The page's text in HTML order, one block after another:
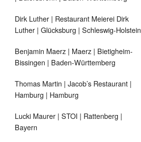
Dirk Luther | Restaurant Meierei Dirk
Luther | Glücksburg | Schleswig-Holstein
Benjamin Maerz | Maerz | Bietigheim-
Bissingen | Baden-Württemberg
Thomas Martin | Jacob’s Restaurant |
Hamburg | Hamburg
Lucki Maurer | STOI | Rattenberg |
Bayern